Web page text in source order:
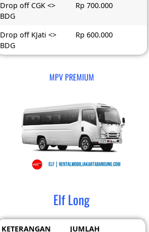
Drop off CGK <>
BDG
Rp 700.000
Drop off KJati <>
BDG
Rp 600.000
MPV PREMIUM
Elf Long
KETERANGAN JUMLAH